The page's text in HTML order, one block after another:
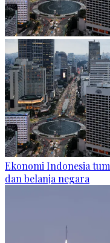
Ekonomi Indonesia
dan belanja negara